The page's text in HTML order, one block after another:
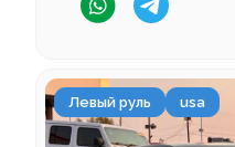
Левый руль usa